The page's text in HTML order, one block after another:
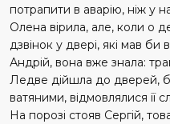
потрапити в аварію, ніж у
Олена вірила, але, коли о
дзвінок у двері, які мав
Андрій, вона вже знала:
Ледве дійшла до дверей,
ватяними, відмовлялися її
На порозі стояв Сергій,